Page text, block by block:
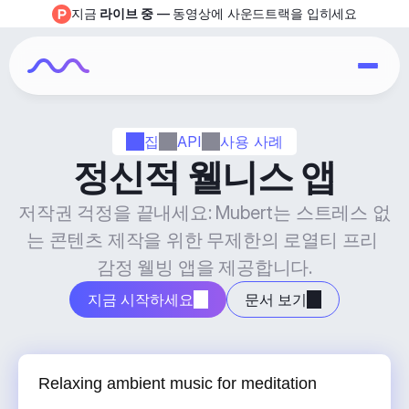
집 API 사용 사례
정신적 웰니스 앱
저작권 걱정을 끝내세요: Mubert는 스트레스 없
는 콘텐츠 제작을 위한 무제한의 로열티 프리
감정 웰빙 앱을 제공합니다.
지금 시작하세요 문서 보기
지금 라이브 중 — 동영상에 사운드트랙을 입히세요